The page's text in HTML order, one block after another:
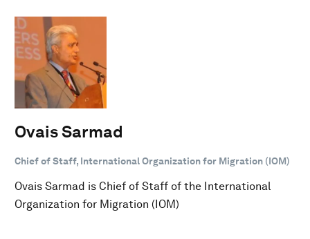
Ovais Sarmad
Chief of Staff, International Organization for Migration (IOM)
Ovais Sarmad is Chief of Staff of the International
Organization for Migration (IOM)